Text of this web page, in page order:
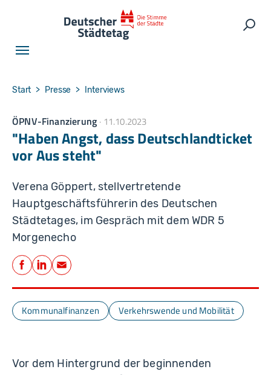
You are here:
Start Presse Interviews
ÖPNV-Finanzierung 11.10.2023
"Haben Angst, dass Deutschlandticket
vor Aus steht"
Verena Göppert, stellvertretende
Hauptgeschäftsführerin des Deutschen
Städtetages, im Gespräch mit dem WDR 5
Morgenecho
Teilen
Facebook
LinkedIn
E-Mail
Kommunalfinanzen Verkehrswende und Mobilität
Vor dem Hintergrund der beginnenden